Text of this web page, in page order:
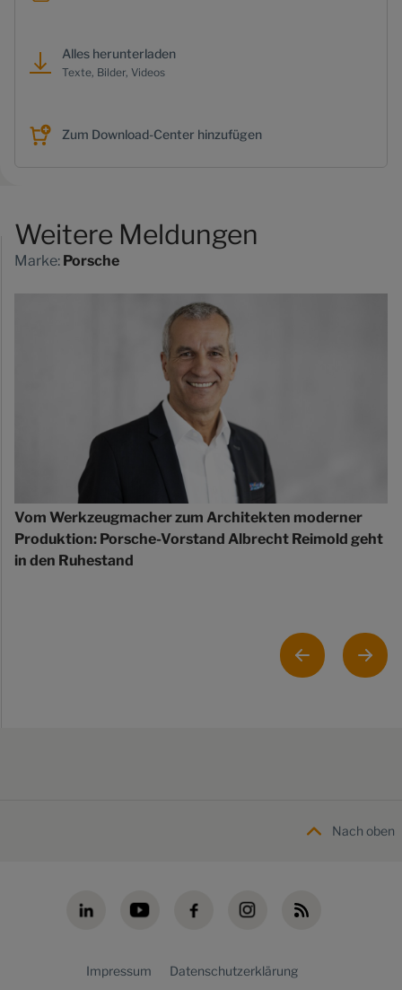
Alles herunterladen
Texte, Bilder, Videos
Zum Download-Center hinzufügen
Weitere Meldungen
Marke: Porsche
Vom Werkzeugmacher zum Architekten moderner
Produktion: Porsche-Vorstand Albrecht Reimold geht
in den Ruhestand
Nach oben
Impressum
Datenschutzerklärung